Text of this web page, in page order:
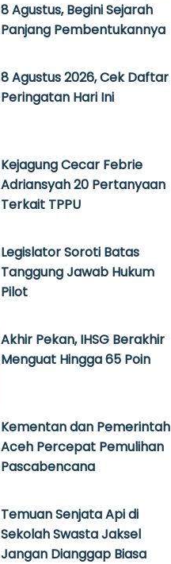
8 Agustus, Begini Sejarah
Panjang Pembentukannya
8 Agustus 2026, Cek Daftar
Peringatan Hari Ini
Kejagung Cecar Febrie
Adriansyah 20 Pertanyaan
Terkait TPPU
Legislator Soroti Batas
Tanggung Jawab Hukum
Pilot
Akhir Pekan, IHSG Berakhir
Menguat Hingga 65 Poin
Kementan dan Pemerintah
Aceh Percepat Pemulihan
Pascabencana
Temuan Senjata Api di
Sekolah Swasta Jaksel
Jangan Dianggap Biasa